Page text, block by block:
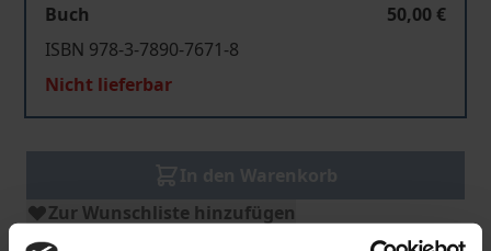
Buch
50,00 €
ISBN 978-3-7890-7671-8
Nicht lieferbar
In den Warenkorb
Zur Wunschliste hinzufügen
Hinweise zu Versandkosten